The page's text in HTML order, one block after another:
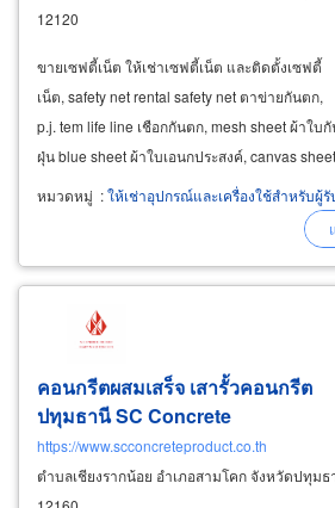
12120
ขายเซฟตี้เน็ต ให้เช่าเซฟตี้เน็ต และติดตั้งเซฟตี้
เน็ต, safety net rental safety net ตาข่ายกันตก,
p.j. tem life line เชือกกันตก, mesh sheet ผ้าใบ
ฝุ่น blue sheet ผ้าใบเอนกประสงค์, canvas sheet
ผ้าใบน้ำมันกันน้ำ, tent warehouse เต็นท์ผ้าใบ
เอนกประสงค์, ldpe low density polyethylene
หมวดหมู่ :ให้เช่าอุปกรณ์และเครื่องใช้สำหรับผู้รั
คอนกรีตผสมเสร็จ เสารั้วคอนกรีต
ปทุมธานี SC Concrete
https://www.scconcreteproduct.co.th
ตำบลเชียงรากน้อย อำเภอสามโคก จังหวัดปทุมธ